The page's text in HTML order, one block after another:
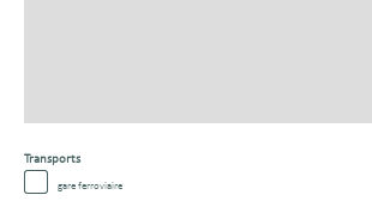
Transports
gare ferroviaire